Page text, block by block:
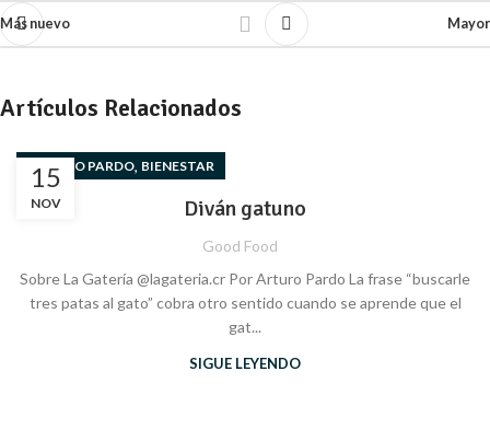
Más nuevo Mayor
Artículos Relacionados
15
NOV
ARTURO PARDO, BIENESTAR
Diván gatuno
Good Food
Sobre La Gatería @lagateria.cr Por Arturo Pardo La frase “buscarle
tres patas al gato” cobra otro sentido cuando se aprende que el
gat...
SIGUE LEYENDO